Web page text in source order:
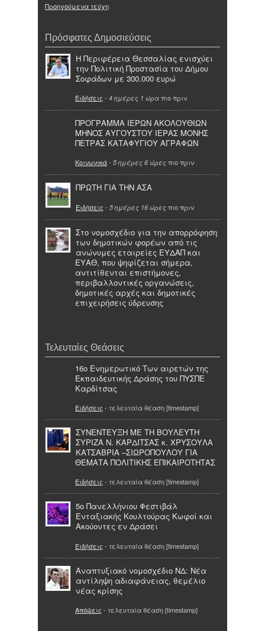
Προηγούμενα τεύχη
Πρόσφατες Δημοσιεύσεις
Η Περιφέρεια Θεσσαλίας ενισχύει
την Πολιτική Προστασία του Δήμου
Σοφάδων με 300.000 ευρώ
Ειδήσεις - 4 ημέρες 1 ώρα πιο πριν
ΠΡΟΓΡΑΜΜΑ ΙΕΡΩΝ ΑΚΟΛΟΥΘΙΩΝ
ΜΗΝΟΣ ΑΥΓΟΥΣΤΟΥ ΙΕΡΑΣ ΜΟΝΗΣ
ΠΕΤΡΑΣ ΚΑΤΑΦΥΓΙΟΥ ΑΓΡΑΦΩΝ
Κοινωνικά- 5 ημέρες 6 ώρες πιο πριν
ΠΡΩΤΗ ΓΙΑ ΤΗΝ ΑΣΑ
Ειδήσεις - 5 ημέρες 16 ώρες πιο πριν
Στο νομοσχέδιο για την απορρόφηση
των δημοτικών φορέων από τις
ανώνυμες εταιρείες ΕΥΔΑΠ και
ΕΥΑΘ, που ψηφίζεται σήμερα,
αντιτίθενται επιστήμονες,
περιβαλλοντικές οργανώσεις,
δημοτικές αρχές και δημοτικές
επιχειρήσεις ύδρευσης
Τελευταίες Θεάσεις
16ο Ενημερωτικό Των αιρετών της
Εκπαιδευτικής Δράσης του ΠΥΣΠΕ
Καρδίτσας
Ειδήσεις - τελευταία θέαση [timestamp]
ΣΥΝΕΝΤΕΥΞΗ ΜΕ ΤΗ ΒΟΥΛΕΥΤΗ
ΣΥΡΙΖΑ Ν. ΚΑΡΔΙΤΣΑΣ κ. ΧΡΥΣΟΥΛΑ
ΚΑΤΣΑΒΡΙΑ –ΣΙΩΡΟΠΟΥΛΟΥ ΓΙΑ
ΘΕΜΑΤΑ ΠΟΛΙΤΙΚΗΣ ΕΠΙΚΑΙΡΟΤΗΤΑΣ
Ειδήσεις - τελευταία θέαση [timestamp]
5ο Πανελλήνιου Φεστιβάλ
Ενταξιακής Κουλτούρας Κωφοί και
Ακούοντες εν Δράσει
Ειδήσεις - τελευταία θέαση [timestamp]
Αναπτυξιακό νομοσχέδιο ΝΔ: Νέα
αντίληψη αδιαφάνειας, θεμέλιο
νέας κρίσης
Απόψεις - τελευταία θέαση [timestamp]